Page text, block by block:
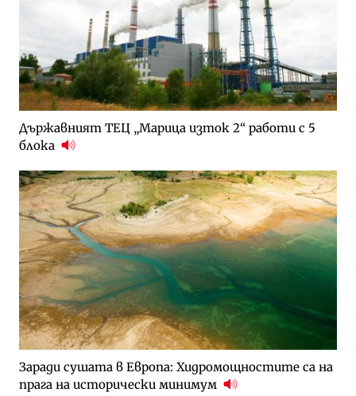
Държавният ТЕЦ „Марица изток 2“ работи с 5
блока
Заради сушата в Европа: Хидромощностите са на
прага на исторически минимум